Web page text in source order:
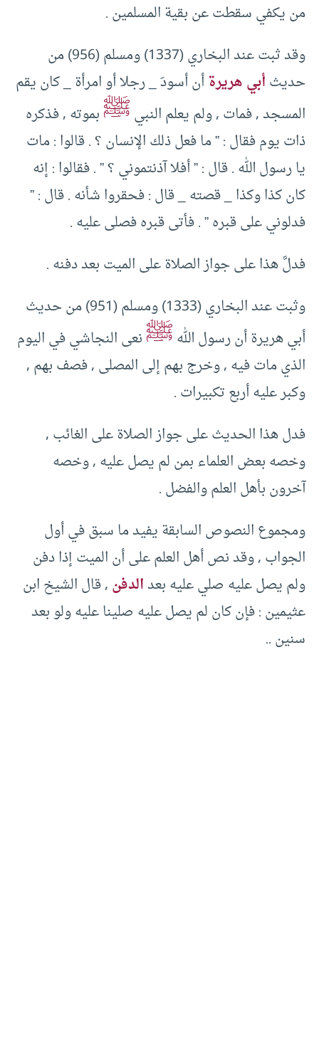
من يكفي سقطت عن بقية المسلمين .
وقد ثبت عند البخاري (1337) ومسلم (956) من
حديثأبي هريرةأن أسودَ _ رجلا أو امرأة _ كان يقم
المسجد , فمات , ولم يعلم النبيﷺبموته , فذكره
ذات يوم فقال : ” ما فعل ذلك الإنسان ؟ . قالوا : مات
يا رسول الله . قال : ” أفلا آذنتموني ؟ ” . فقالوا : إنه
كان كذا وكذا _ قصته _ قال : فحقروا شأنه . قال : ”
فدلوني على قبره ” . فأتى قبره فصلى عليه .
فدلَّ هذا على جواز الصلاة على الميت بعد دفنه .
وثبت عند البخاري (1333) ومسلم (951) من حديث
أبي هريرة أن رسول اللهﷺنعى النجاشي في اليوم
الذي مات فيه , وخرج بهم إلى المصلى , فصف بهم ,
وكبر عليه أربع تكبيرات .
فدل هذا الحديث على جواز الصلاة على الغائب ,
وخصه بعض العلماء بمن لم يصل عليه , وخصه
آخرون بأهل العلم والفضل .
ومجموع النصوص السابقة يفيد ما سبق في أول
الجواب , وقد نص أهل العلم على أن الميت إذا دفن
ولم يصل عليه صلي عليه بعدالدفن, قال الشيخ ابن
عثيمين : فإن كان لم يصل عليه صلينا عليه ولو بعد
سنين ..